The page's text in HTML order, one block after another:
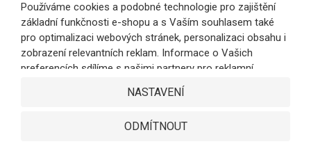
Používáme cookies a podobné technologie pro zajištění
základní funkčnosti e-shopu a s Vaším souhlasem také
pro optimalizaci webových stránek, personalizaci obsahu i
zobrazení relevantních reklam. Informace o Vašich
preferencích sdílíme s našimi partnery pro reklamní,
sociální sítě i podrobné analýzy pouze s Vaším souhlasem.
Partneři mohou tyto údaje v rámci personalizace reklamy
využívání jejich služeb. Kliknutím na tlačítko SOUHLASÍM
NASTAVENÍ
ODMÍTNOUT